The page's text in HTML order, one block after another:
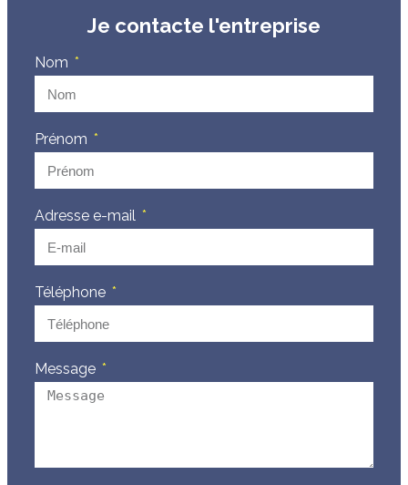
Je contacte l'entreprise
Nom
Prénom
Adresse e-mail
Téléphone
Message